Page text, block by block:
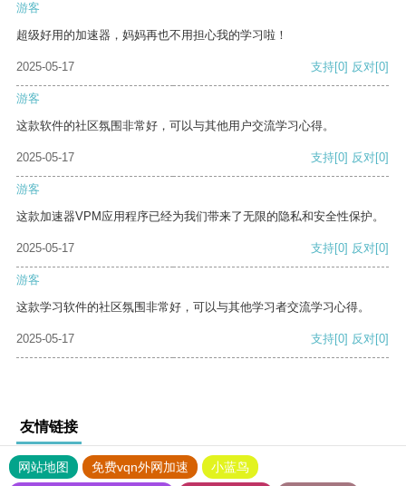
游客
超级好用的加速器，妈妈再也不用担心我的学习啦！
2025-05-17 支持[0] 反对[0]
游客
这款软件的社区氛围非常好，可以与其他用户交流学习心得。
2025-05-17 支持[0] 反对[0]
游客
这款加速器VPM应用程序已经为我们带来了无限的隐私和安全性保护。
2025-05-17 支持[0] 反对[0]
游客
这款学习软件的社区氛围非常好，可以与其他学习者交流学习心得。
2025-05-17 支持[0] 反对[0]
友情链接
网站地图 免费vqn外网加速
小蓝鸟